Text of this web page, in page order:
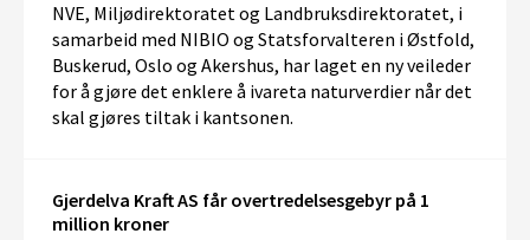
NVE, Miljødirektoratet og Landbruksdirektoratet, i
samarbeid med NIBIO og Statsforvalteren i Østfold,
Buskerud, Oslo og Akershus, har laget en ny veileder
for å gjøre det enklere å ivareta naturverdier når det
skal gjøres tiltak i kantsonen.
Gjerdelva Kraft AS får overtredelsesgebyr på 1
million kroner